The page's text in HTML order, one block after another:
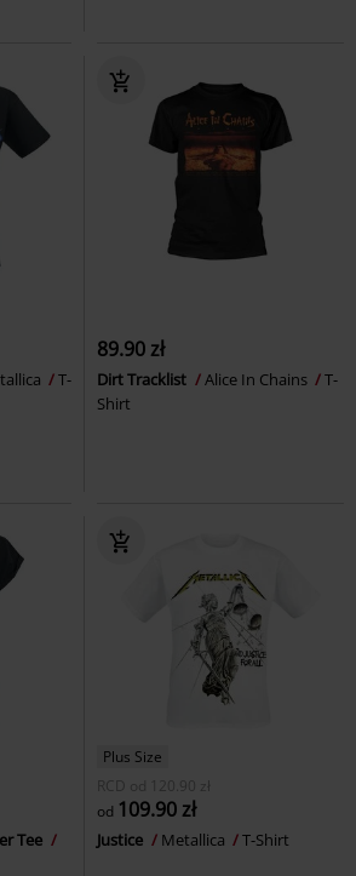
T-
89.90 zł
Dirt Tracklist Alice In Chains
T-
Shirt
Tee
Plus Size
RCD
od 120.90 zł
od 109.90 zł
Justice Metallica T-Shirt